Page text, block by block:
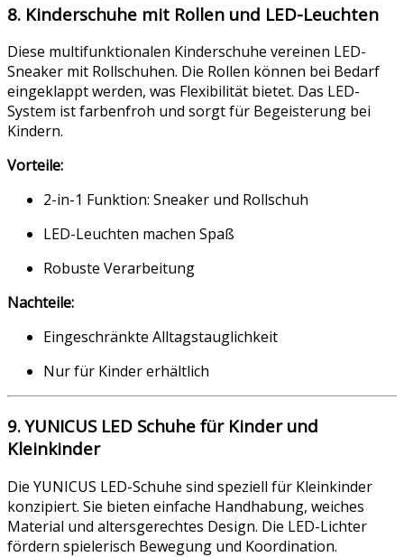
8. Kinderschuhe mit Rollen und LED-Leuchten
Diese multifunktionalen Kinderschuhe vereinen LED-
Sneaker mit Rollschuhen. Die Rollen können bei Bedarf
eingeklappt werden, was Flexibilität bietet. Das LED-
System ist farbenfroh und sorgt für Begeisterung bei
Kindern.
Vorteile:
2-in-1 Funktion: Sneaker und Rollschuh
LED-Leuchten machen Spaß
Robuste Verarbeitung
Nachteile:
Eingeschränkte Alltagstauglichkeit
Nur für Kinder erhältlich
9. YUNICUS LED Schuhe für Kinder und
Kleinkinder
Die YUNICUS LED-Schuhe sind speziell für Kleinkinder
konzipiert. Sie bieten einfache Handhabung, weiches
Material und altersgerechtes Design. Die LED-Lichter
fördern spielerisch Bewegung und Koordination.